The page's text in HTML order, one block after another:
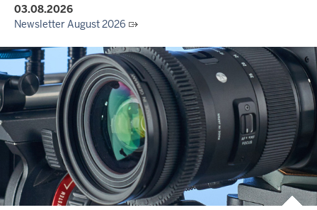
03.08.2026
Newsletter August 2026
27.07.2026
Dein Mut findet Rückhalt: Die Justiz NRW unterstützt
Informationskampagne gegen häusliche Gewalt
10.07.2026
Anerkennung für innovative Suizidpräventionsarbeit: JVA Köln
ausgezeichnet
14.07.2026
Justiz der Zukunft gemeinsam gestalten: Minister Limbach
zieht positive Bilanz des Projekts Zukunftswerkstatt Justiz
Nordrhein-Westfalen